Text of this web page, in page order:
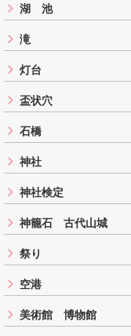
湖 池
滝
灯台
盃状穴
石橋
神社
神社検定
神籠石 古代山城
祭り
空港
美術館 博物館